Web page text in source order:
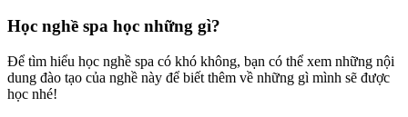
Học nghề spa học những gì?
Để tìm hiểu học nghề spa có khó không, bạn có thể xem những nội
dung đào tạo của nghề này để biết thêm về những gì mình sẽ được
học nhé!